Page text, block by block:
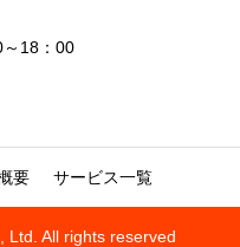
18：00
要 サービス一覧
Ltd. All rights reserved